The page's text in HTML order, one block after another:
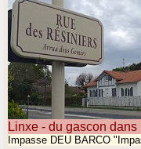
Linxe - du gascon
Impasse DEU BARCO